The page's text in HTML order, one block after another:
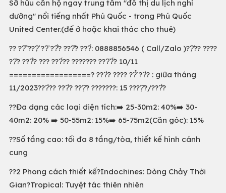
Sỡ hữu căn hộ ngay trung tâm "đô thị du lịch nghỉ
dưỡng" nổi tiếng nhất Phú Quốc - trong Phú Quốc
United Center.(để ở hoặc khai thác cho thuê)
?? ??̂̃ ???̛̣ ??̛ ??̂́? ???̂̃? ???́: 0888856546 ( Call/Zalo )??̣̆?? ????
??̣̂? ???̂́? ??? ???́?? ??????? ???̛?̛́? 10/11
==================? ???̛̀? ???? ??̛̉ ??́? : giữa tháng
11/2023???́?? ???̛́? ???̣̂? ???????: 15 ????̣̂?/???̂́?
??Đa dạng các loại diện tích:➡️ 25-30m2: 40%➡️ 30-
40m2: 20% ➡️ 50-55m2: 15%➡️ 65-75m2(Căn góc): 15%
??Số tầng cao: tối đa 8 tầng/tòa, thiết kế hình cánh
cung
??2 Phong cách thiết kế?Indochines: Dòng Chảy Thời
Gian?Tropical: Tuyệt tác thiên nhiên